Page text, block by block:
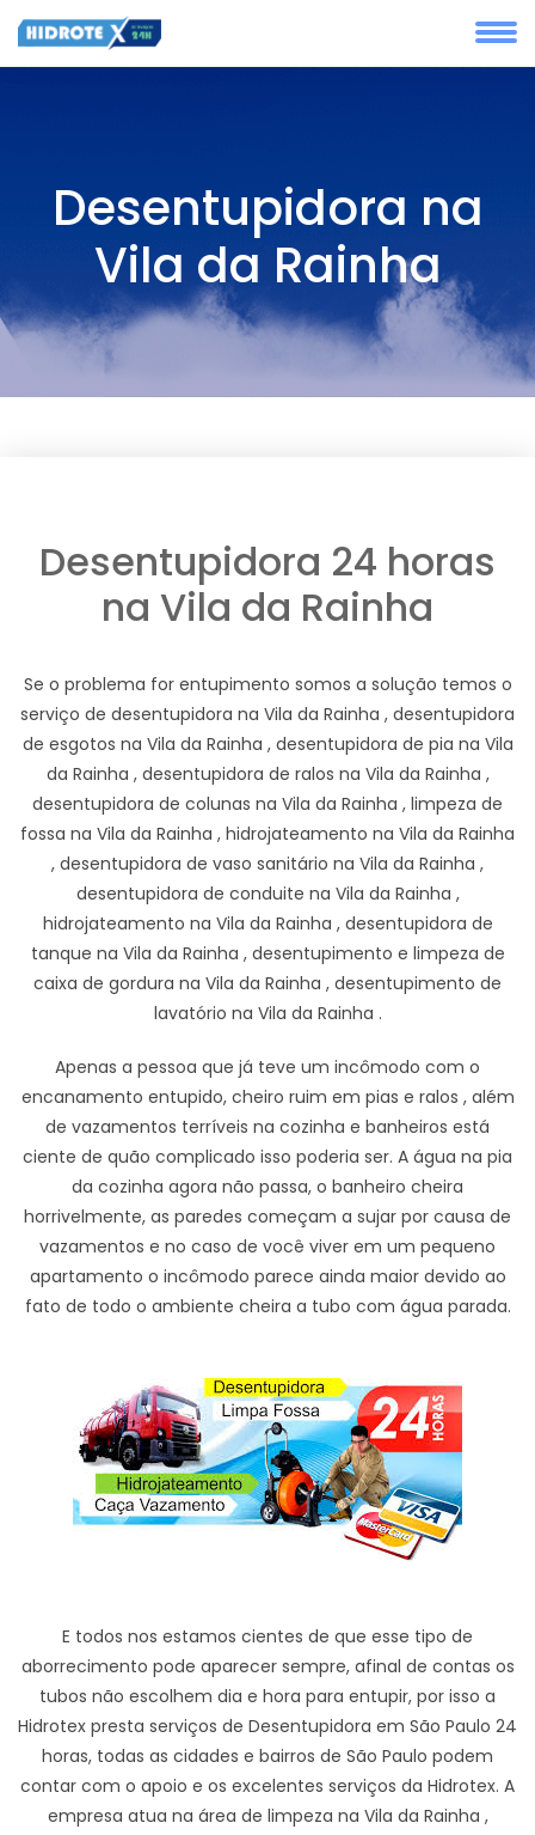
Desentupidora na
Vila da Rainha
Desentupidora 24 horas
na Vila da Rainha
Se o problema for entupimento somos a solução temos o
serviço de desentupidora na Vila da Rainha , desentupidora
de esgotos na Vila da Rainha , desentupidora de pia na Vila
da Rainha , desentupidora de ralos na Vila da Rainha ,
desentupidora de colunas na Vila da Rainha , limpeza de
fossa na Vila da Rainha , hidrojateamento na Vila da Rainha
, desentupidora de vaso sanitário na Vila da Rainha ,
desentupidora de conduite na Vila da Rainha ,
hidrojateamento na Vila da Rainha , desentupidora de
tanque na Vila da Rainha , desentupimento e limpeza de
caixa de gordura na Vila da Rainha , desentupimento de
lavatório na Vila da Rainha .
Apenas a pessoa que já teve um incômodo com o
encanamento entupido, cheiro ruim em pias e ralos , além
de vazamentos terríveis na cozinha e banheiros está
ciente de quão complicado isso poderia ser. A água na pia
da cozinha agora não passa, o banheiro cheira
horrivelmente, as paredes começam a sujar por causa de
vazamentos e no caso de você viver em um pequeno
apartamento o incômodo parece ainda maior devido ao
fato de todo o ambiente cheira a tubo com água parada.
E todos nos estamos cientes de que esse tipo de
aborrecimento pode aparecer sempre, afinal de contas os
tubos não escolhem dia e hora para entupir, por isso a
Hidrotex presta serviços de Desentupidora em São Paulo 24
horas, todas as cidades e bairros de São Paulo podem
contar com o apoio e os excelentes serviços da Hidrotex. A
empresa atua na área de limpeza na Vila da Rainha ,